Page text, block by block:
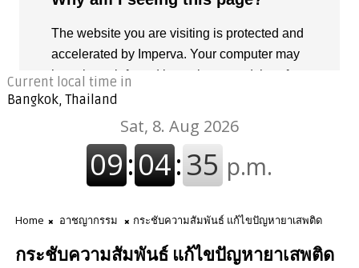
Current local time in
Bangkok, Thailand
Home อาชญากรรม กระชับความสัมพันธ์ แก้ไขปัญหายาเสพติด
กระชับความสัมพันธ์ แก้ไขปัญหายาเสพติด